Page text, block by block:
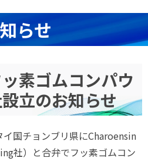
らせ
素ゴムコンパウ
立のお知らせ
国チョンブリ県にCharoensin
社）と合弁でフッ素ゴムコン